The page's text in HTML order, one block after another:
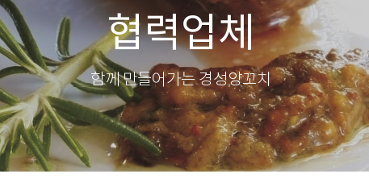
협력업체
함께 만들어가는 경성양꼬치